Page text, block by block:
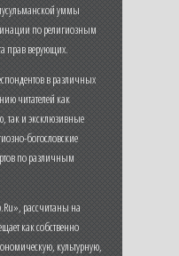
уммы
по религиозным
прав верующих.
в различных
читателей как
так и эксклюзивные
богословские
по различным
рассчитаны на
как собственно
культурную,